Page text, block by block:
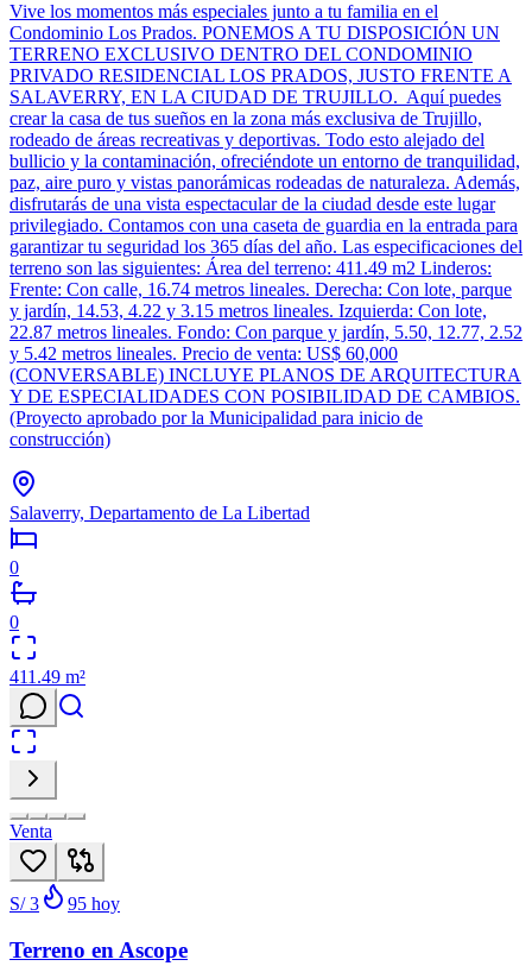
Vive los momentos más especiales junto a tu familia en el
Condominio Los Prados. PONEMOS A TU DISPOSICIÓN UN
TERRENO EXCLUSIVO DENTRO DEL CONDOMINIO
PRIVADO RESIDENCIAL LOS PRADOS, JUSTO FRENTE A
SALAVERRY, EN LA CIUDAD DE TRUJILLO. Aquí puedes
crear la casa de tus sueños en la zona más exclusiva de Trujillo,
rodeado de áreas recreativas y deportivas. Todo esto alejado del
bullicio y la contaminación, ofreciéndote un entorno de tranquilidad,
paz, aire puro y vistas panorámicas rodeadas de naturaleza. Además,
disfrutarás de una vista espectacular de la ciudad desde este lugar
privilegiado. Contamos con una caseta de guardia en la entrada para
garantizar tu seguridad los 365 días del año. Las especificaciones del
terreno son las siguientes: Área del terreno: 411.49 m2 Linderos:
Frente: Con calle, 16.74 metros lineales. Derecha: Con lote, parque
y jardín, 14.53, 4.22 y 3.15 metros lineales. Izquierda: Con lote,
22.87 metros lineales. Fondo: Con parque y jardín, 5.50, 12.77, 2.52
y 5.42 metros lineales. Precio de venta: US$ 60,000
(CONVERSABLE) INCLUYE PLANOS DE ARQUITECTURA
Y DE ESPECIALIDADES CON POSIBILIDAD DE CAMBIOS.
(Proyecto aprobado por la Municipalidad para inicio de
construcción)
Salaverry, Departamento de La Libertad
0
0
411.49 m²
Venta
S/ 3 95 hoy
Terreno en Ascope